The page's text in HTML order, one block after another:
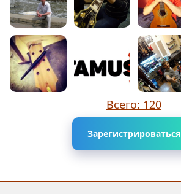
Всего: 120
Зарегистрироваться